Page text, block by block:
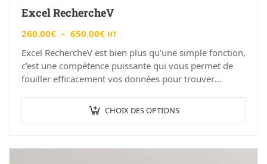
Excel RechercheV
260.00€ – 650.00€ HT
Excel RechercheV est bien plus qu’une simple fonction,
c’est une compétence puissante qui vous permet de
fouiller efficacement vos données pour trouver
CHOIX DES OPTIONS